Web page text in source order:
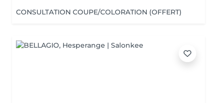
CONSULTATION COUPE/COLORATION (OFFERT)